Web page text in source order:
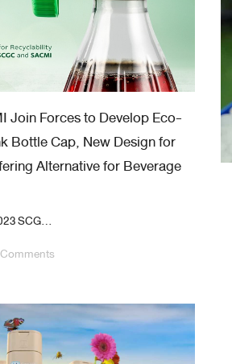
Join Forces to Develop Eco-
Bottle Cap, New Design for
Alternative for Beverage
SCG...